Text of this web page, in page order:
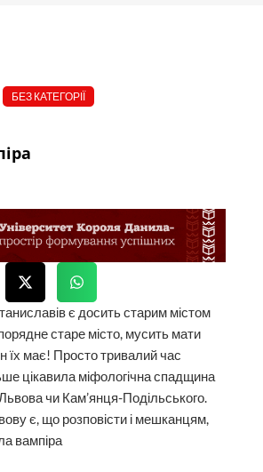
БЕЗ КАТЕГОРІЇ
є досить старим містом
старе місто, мусить мати
їх має! Просто тривалий час
цікавила міфологічна спадщина
чи Кам’янця-Подільського.
є, що розповісти і мешканцям,
вампіра